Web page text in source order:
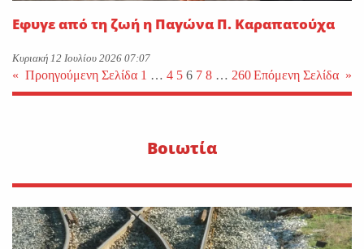
Εφυγε από τη ζωή η Παγώνα Π. Καραπατούχα
Κυριακή 12 Ιουλίου 2026 07:07
« Προηγούμενη Σελίδα 1 … 4 5 6 7 8 … 260 Επόμενη Σελίδα »
Βοιωτία